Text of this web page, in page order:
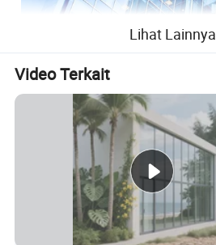
Lihat Lainnya
Video Terkait